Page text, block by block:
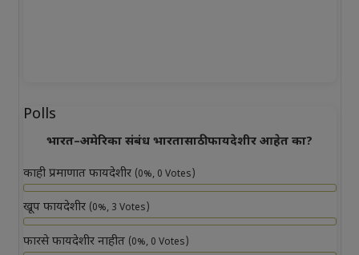
Polls
भारत–अमेरिका संबंध भारतासाठी फायदेशीर आहेत का?
काही प्रमाणात फायदेशीर (0%, 0 Votes)
खूप फायदेशीर (0%, 3 Votes)
फारसे फायदेशीर नाहीत (0%, 0 Votes)